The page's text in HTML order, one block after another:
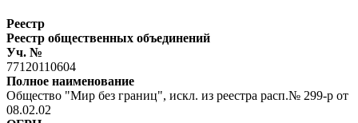
Реестр
Реестр общественных объединений
Уч. №
77120110604
Полное наименование
Общество "Мир без границ", искл. из реестра расп.№ 299-р от
08.02.02